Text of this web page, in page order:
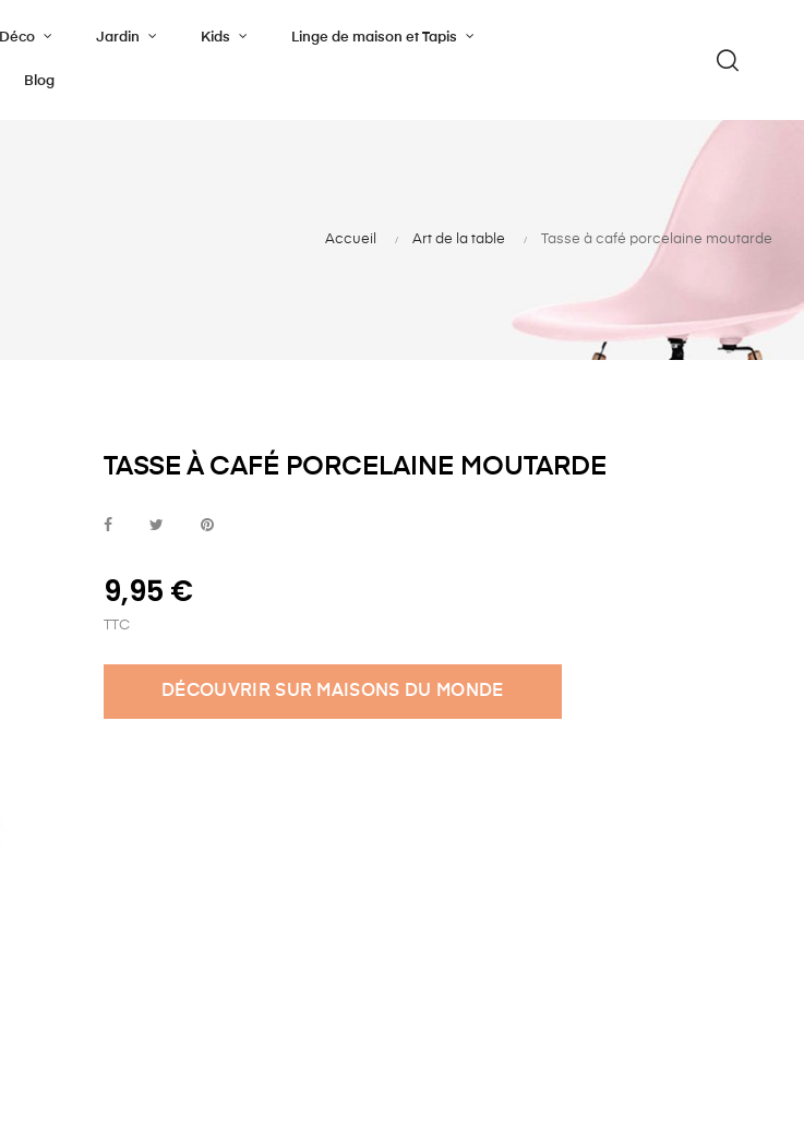
Déco Jardin Kids Linge de maison et Tapis
Blog
Accueil Art de la table Tasse à café porcelaine moutarde
TASSE À CAFÉ PORCELAINE MOUTARDE
9,95 €
TTC
DÉCOUVRIR SUR MAISONS DU MONDE